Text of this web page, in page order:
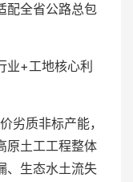
配全省公路总包
业+工地核心利
劣质非标产能，
原土工工程整体
、生态水土流失